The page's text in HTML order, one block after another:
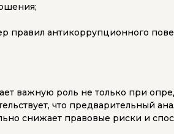
правил антикоррупционного
важную роль не только при
что предварительный
снижает правовые риски и